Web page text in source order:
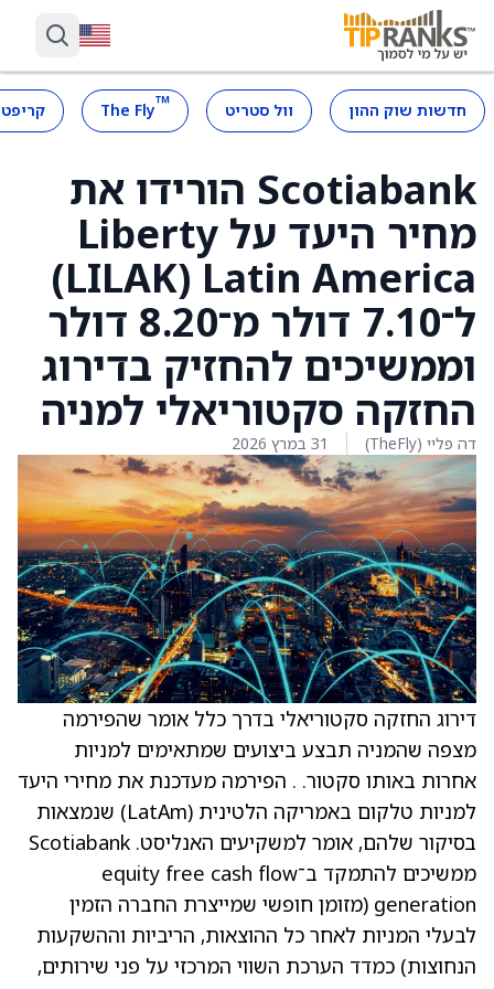
חדשות שוק ההון וול סטריט ™
The Fly
Scotiabank הורידו את
מחיר היעד על Liberty
Latin America ‏(LILAK)
ל־7.10 דולר מ־8.20 דולר
וממשיכים להחזיק בדירוג
החזקה סקטוריאלי למניה
דה פליי (TheFly) 31 במרץ 2026
דירוג החזקה סקטוריאלי בדרך כלל אומר שהפירמה
מצפה שהמניה תבצע ביצועים שמתאימים למניות
אחרות באותו סקטור. . הפירמה מעדכנת את מחירי היעד
למניות טלקום באמריקה הלטינית (LatAm) שנמצאות
בסיקור שלהם, אומר למשקיעים האנליסט. Scotiabank
ממשיכים להתמקד ב־equity free cash flow
generation (מזומן חופשי שמייצרת החברה הזמין
לבעלי המניות לאחר כל ההוצאות, הריביות וההשקעות
הנחוצות) כמדד הערכת השווי המרכזי על פני שירותים,